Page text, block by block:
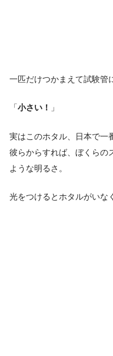
一匹だけつかまえて試験管
「小さい！ 」
実はこのホタル、日本で一
彼らからすれば、ぼくらの
ような明るさ。
光をつけるとホタルがいな